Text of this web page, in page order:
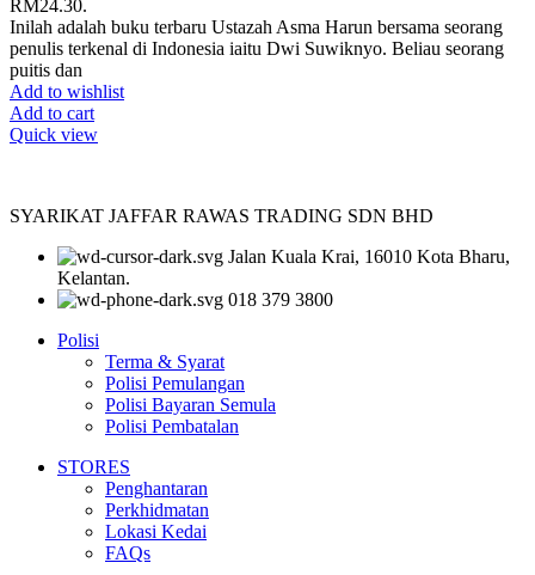
RM24.30.
Inilah adalah buku terbaru Ustazah Asma Harun bersama seorang
penulis terkenal di Indonesia iaitu Dwi Suwiknyo. Beliau seorang
puitis dan
Add to wishlist
Add to cart
Quick view
SYARIKAT JAFFAR RAWAS TRADING SDN BHD
Jalan Kuala Krai, 16010 Kota Bharu,
Kelantan.
018 379 3800
Polisi
Terma & Syarat
Polisi Pemulangan
Polisi Bayaran Semula
Polisi Pembatalan
STORES
Penghantaran
Perkhidmatan
Lokasi Kedai
FAQs